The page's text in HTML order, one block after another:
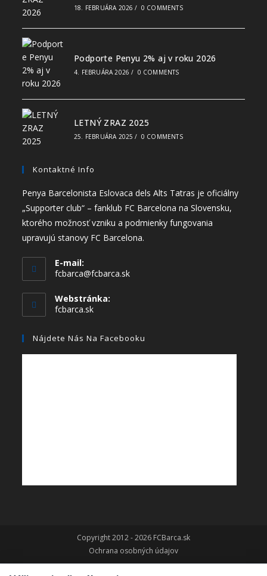
18. FEBRUÁRA 2026 / 0 COMMENTS
Podporte Penyu 2% aj v roku 2026
4. FEBRUÁRA 2026 / 0 COMMENTS
LETNÝ ZRAZ 2025
25. FEBRUÁRA 2025 / 0 COMMENTS
Kontaktné Info
Penya Barcelonista Eslovaca dels Alts Tatras je oficiálny
„Supporter club“ – fanklub FC Barcelona na Slovensku,
ktorého možnosť vzniku a podmienky fungovania
upravujú stanovy FC Barcelona.
E-mail:
fcbarca@fcbarca.sk
Webstránka:
fcbarca.sk
Nájdete Nás Na Facebooku
Copyright 2012 - 2026 FCBarca.sk
Ochrana osobných údajov